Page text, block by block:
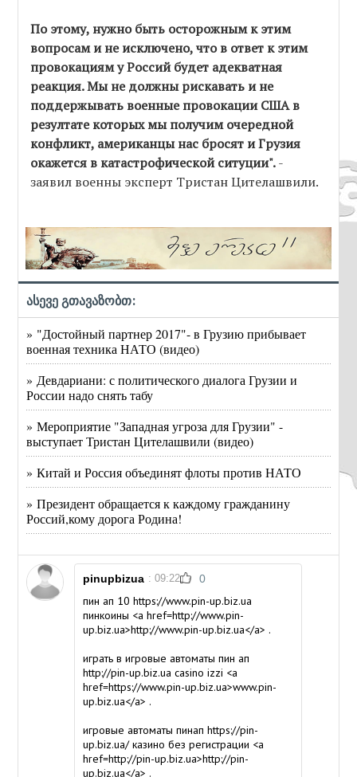
По этому, нужно быть осторожным к этим
вопросам и не исключено, что в ответ к этим
провокациям у Россий будет адекватная
реакция. Мы не должны рискавать и не
поддержывать военные провокации США в
резултате которых мы получим очередной
конфликт, американцы нас бросят и Грузия
окажется в катастрофической ситуции".-
заявил военны эксперт Тристан Цителашвили.
ასევე გთავაზობთ:
» "Достойный партнер 2017"- в Грузию прибывает
военная техника НАТО (видео)
» Девдариани: с политического диалога Грузии и
России надо снять табу
» Мероприятие "Западная угроза для Грузии" -
выступает Тристан Цителашвили (видео)
» Китай и Россия объединят флоты против НАТО
» Президент обращается к каждому гражданину
Россий,кому дорога Родина!
pinupbizua : 09:22 0
пин ап 10https://www.pin-up.biz.ua
пинкоины <a href=http://www.pin-
up.biz.ua>http://www.pin-up.biz.ua</a> .
играть в игровые автоматы пин ап
http://pin-up.biz.ua casino izzi <a
href=https://www.pin-up.biz.ua>www.pin-
up.biz.ua</a> .
игровые автоматы пинапhttps://pin-
up.biz.ua/казино без регистрации <a
href=http://pin-up.biz.ua>http://pin-
up.biz.ua</a> .